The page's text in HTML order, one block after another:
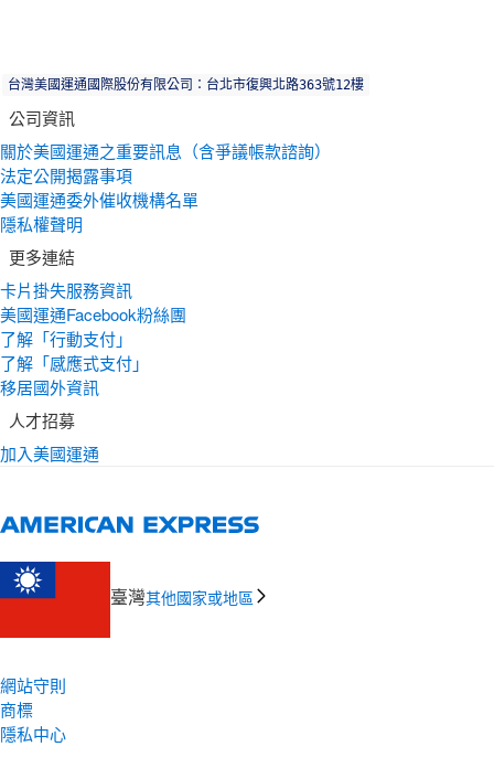
台灣美國運通國際股份有限公司：台北市復興北路363號12樓
公司資訊
關於美國運通之重要訊息（含爭議帳款諮詢）
法定公開揭露事項
美國運通委外催收機構名單
隱私權聲明
更多連結
卡片掛失服務資訊
美國運通Facebook粉絲團
了解「行動支付」
了解「感應式支付」
移居國外資訊
人才招募
加入美國運通
臺灣其他國家或地區
網站守則
商標
隱私中心